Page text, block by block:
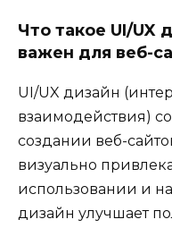
Что такое UI/UX
важен для веб-
UI/UX дизайн
взаимодействия)
создании веб-
визуально
использовании и
дизайн улучшает